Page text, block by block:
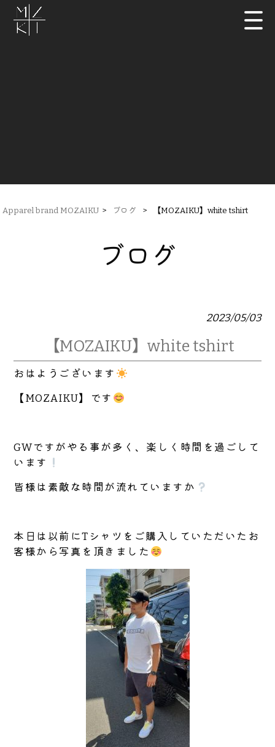
Apparel brand MOZAIKU > ブログ > 【MOZAIKU】white tshirt
ブログ
2023/05/03
【MOZAIKU】white tshirt
おはようございます
【MOZAIKU】です
GWですがやる事が多く、楽しく時間を過ごして
います
皆様は素敵な時間が流れていますか
本日は以前にTシャツをご購入していただいたお
客様から写真を頂きました